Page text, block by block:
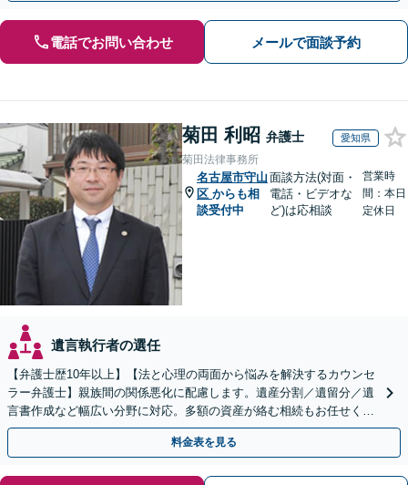
電話でお問い合わせ メールで面談予約
菊田 利昭 弁護士 愛知県
菊田法律事務所
名古屋市守山
区 からも相
談受付中
面談方法(対面・
電話・ビデオな
ど)は応相談
営業時
間：本日
定休日
遺言執行者の選任
【弁護士歴10年以上】【法と心理の両面から悩みを解決するカウンセ
ラー弁護士】親族間の関係悪化に配慮します。遺産分割／遺留分／遺
言書作成など幅広い分野に対応。多額の資産が絡む相続もお任せくだ
さい。【夜間・休日の相談可能】【駐車場完備】
料金表を見る